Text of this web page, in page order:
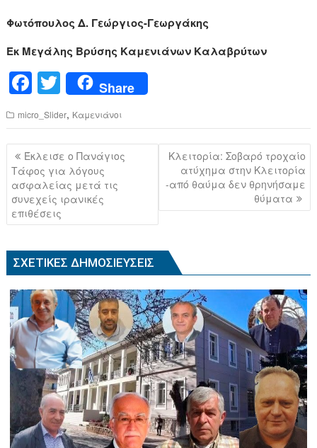
Φωτόπουλος Δ. Γεώργιος-Γεωργάκης
Εκ Μεγάλης Βρύσης Καμενιάνων Καλαβρύτων
F
a
c
e
b
o
o
T
wi
tt
er
Share
micro_Slider, Καμενιάνοι
Πλοήγηση
άρθρων
Έκλεισε ο Πανάγιος
Τάφος για λόγους
ασφαλείας μετά τις
συνεχείς ιρανικές
επιθέσεις
Κλειτορία: Σοβαρό τροχαίο
ατύχημα στην Κλειτορία
-από θαύμα δεν θρηνήσαμε
θύματα
ΣΧΕΤΙΚΈΣ ΔΗΜΟΣΙΕΎΣΕΙΣ